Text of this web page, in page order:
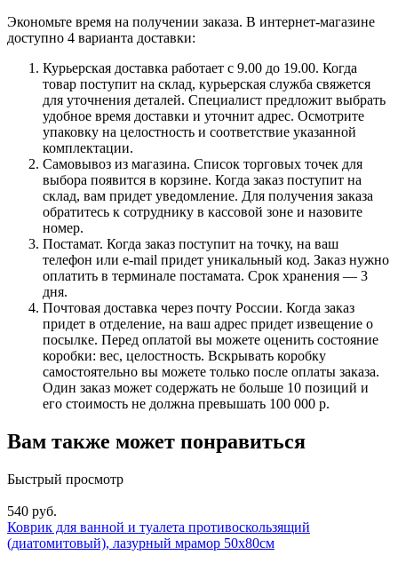
Экономьте время на получении заказа. В интернет-магазине
доступно 4 варианта доставки:
Курьерская доставка работает с 9.00 до 19.00. Когда
товар поступит на склад, курьерская служба свяжется
для уточнения деталей. Специалист предложит выбрать
удобное время доставки и уточнит адрес. Осмотрите
упаковку на целостность и соответствие указанной
комплектации.
Самовывоз из магазина. Список торговых точек для
выбора появится в корзине. Когда заказ поступит на
склад, вам придет уведомление. Для получения заказа
обратитесь к сотруднику в кассовой зоне и назовите
номер.
Постамат. Когда заказ поступит на точку, на ваш
телефон или e-mail придет уникальный код. Заказ нужно
оплатить в терминале постамата. Срок хранения — 3
дня.
Почтовая доставка через почту России. Когда заказ
придет в отделение, на ваш адрес придет извещение о
посылке. Перед оплатой вы можете оценить состояние
коробки: вес, целостность. Вскрывать коробку
самостоятельно вы можете только после оплаты заказа.
Один заказ может содержать не больше 10 позиций и
его стоимость не должна превышать 100 000 р.
Вам также может понравиться
Быстрый просмотр
540 руб.
Коврик для ванной и туалета противоскользящий
(диатомитовый), лазурный мрамор 50х80см